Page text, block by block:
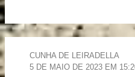
CUNHA DE LEIRADELLA
5 DE MAIO DE 2023 EM